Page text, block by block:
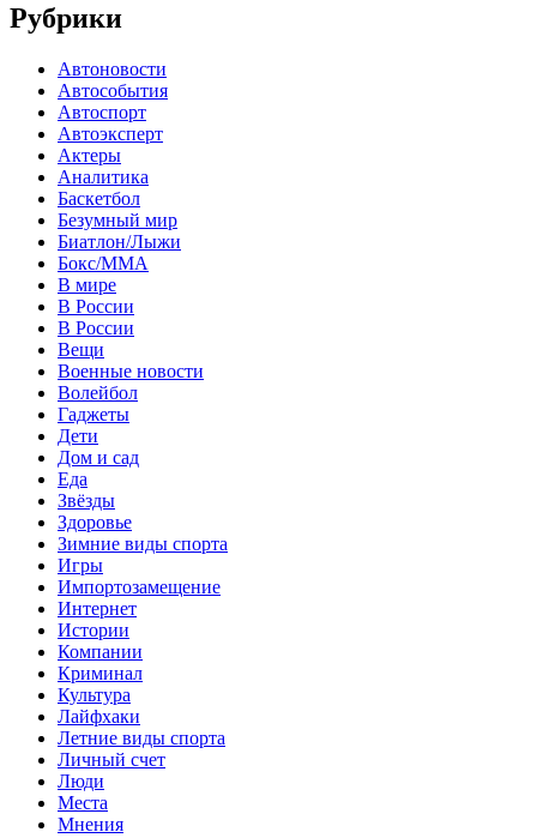
Рубрики
Автоновости
Автособытия
Автоспорт
Автоэксперт
Актеры
Аналитика
Баскетбол
Безумный мир
Биатлон/Лыжи
Бокс/MMA
В мире
В России
В России
Вещи
Военные новости
Волейбол
Гаджеты
Дети
Дом и сад
Еда
Звёзды
Здоровье
Зимние виды спорта
Игры
Импортозамещение
Интернет
Истории
Компании
Криминал
Культура
Лайфхаки
Летние виды спорта
Личный счет
Люди
Места
Мнения